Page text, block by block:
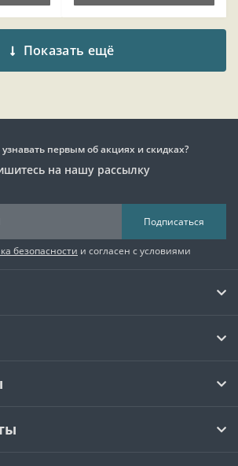
Показать ещё
узнавать первым об акциях и скидках?
на нашу рассылку
Подписаться
безопасности и согласен с условиями